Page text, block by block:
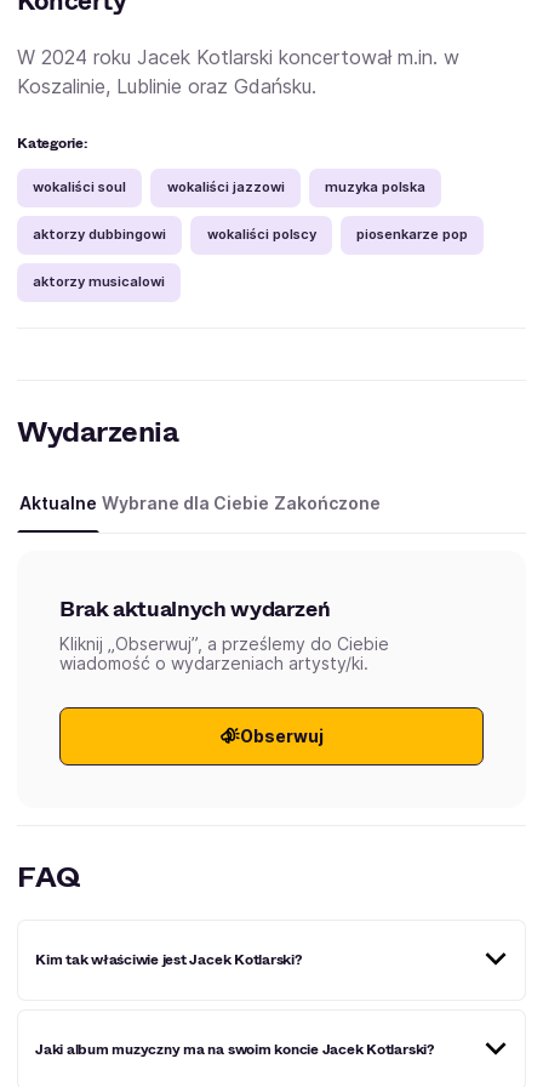
W 2024 roku Jacek Kotlarski koncertował m.in. w
Koszalinie, Lublinie oraz Gdańsku.
Kategorie:
wokaliści soul wokaliści jazzowi muzyka polska
aktorzy dubbingowi wokaliści polscy piosenkarze pop
aktorzy musicalowi
Wydarzenia
Aktualne Wybrane dla Ciebie Zakończone
Brak aktualnych wydarzeń
Kliknij „Obserwuj”, a prześlemy do Ciebie
wiadomość o wydarzeniach artysty/ki.
Obserwuj
FAQ
Kim tak właściwie jest Jacek Kotlarski?
musicalowy i dubbingowy oraz muzyk sesyjny.
Jaki album muzyczny ma na swoim koncie Jacek Kotlarski?